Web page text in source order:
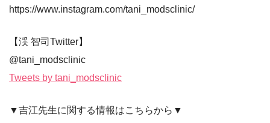
https://www.instagram.com/tani_modsclinic/
【渓 智司Twitter】
@tani_modsclinic
Tweets by tani_modsclinic
▼吉江先生に関する情報はこちらから▼